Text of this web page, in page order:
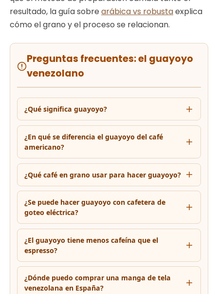
resultado, la guía sobre arábica vs robustaexplica
cómo el grano y el proceso se relacionan.
Preguntas frecuentes: el guayoyo
venezolano
¿Qué significa guayoyo?
¿En qué se diferencia el guayoyo del café
americano?
¿Qué café en grano usar para hacer guayoyo?
¿Se puede hacer guayoyo con cafetera de
goteo eléctrica?
¿El guayoyo tiene menos cafeína que el
espresso?
¿Dónde puedo comprar una manga de tela
venezolana en España?